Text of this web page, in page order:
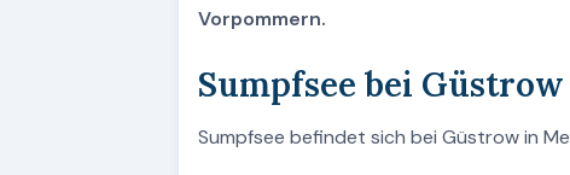
Vorpommern.
Sumpfsee bei Güstrow
Sumpfsee befindet sich bei Güstrow in